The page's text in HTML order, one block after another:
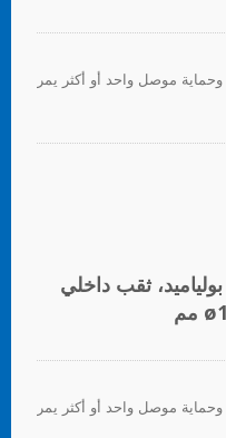
موصل واحد أو أكثر يمر
ثقب داخلي
موصل واحد أو أكثر يمر